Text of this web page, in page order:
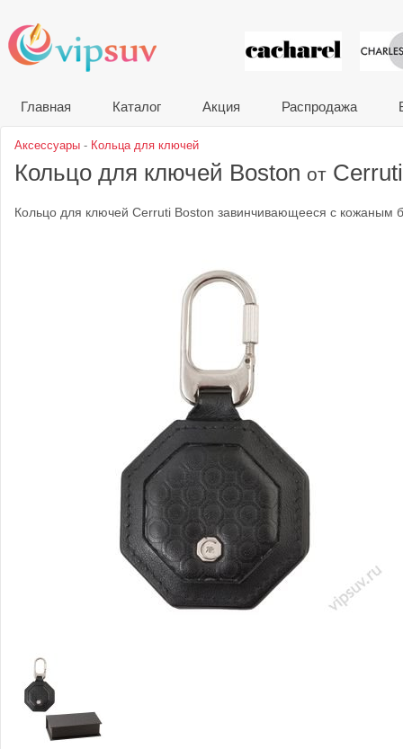
VIP
Главная Каталог Акция Распродажа
Аксессуары - Кольца для ключей
Кольцо для ключей Boston от Cerruti
Кольцо для ключей Cerruti Boston завинчивающееся с кожаным